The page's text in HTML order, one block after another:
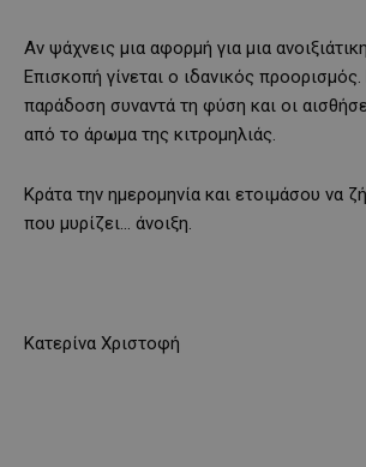
Αν ψάχνεις μια αφορμή για μια
Επισκοπή γίνεται ο ιδανικός
παράδοση συναντά τη φύση και οι
από το άρωμα της κιτρομηλιάς.
Κράτα την ημερομηνία και ετοιμάσου να
που μυρίζει… άνοιξη.
Κατερίνα Χριστοφή